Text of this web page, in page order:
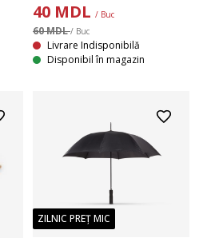
40 MDL / Buc
60 MDL/ Buc
Livrare Indisponibilă
Disponibil în magazin
ZILNIC PREȚ MIC